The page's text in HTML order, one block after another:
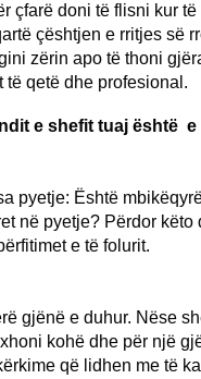
çfarë doni të flisni kur
çështjen e rritjes së
zërin apo të thoni
të qetë dhe profesional.
e shefit tuaj është
pyetje: Është
në pyetje? Përdor
e të folurit.
gjënë e duhur. Nëse
kohë dhe për një
që lidhen me të